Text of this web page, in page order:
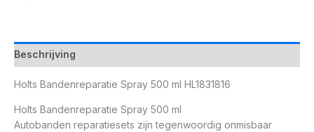
Beschrijving
Holts Bandenreparatie Spray 500 ml HL1831816
Holts Bandenreparatie Spray 500 ml
Autobanden reparatiesets zijn tegenwoordig onmisbaar